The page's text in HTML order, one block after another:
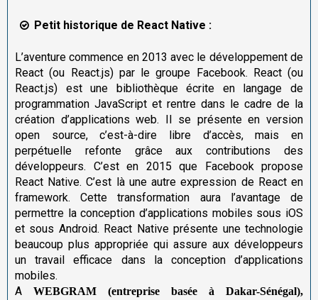
Petit historique de React Native :
L’aventure commence en 2013 avec le développement de
React (ou React.js) par le groupe Facebook. React (ou
React.js) est une bibliothèque écrite en langage de
programmation JavaScript et rentre dans le cadre de la
création d’applications web. Il se présente en version
open source, c’est-à-dire libre d’accès, mais en
perpétuelle refonte grâce aux contributions des
développeurs. C’est en 2015 que Facebook propose
React Native. C’est là une autre expression de React en
framework. Cette transformation aura l’avantage de
permettre la conception d’applications mobiles sous iOS
et sous Android. React Native présente une technologie
beaucoup plus appropriée qui assure aux développeurs
un travail efficace dans la conception d’applications
mobiles.
A WEBGRAM (entreprise basée à Dakar-Sénégal),